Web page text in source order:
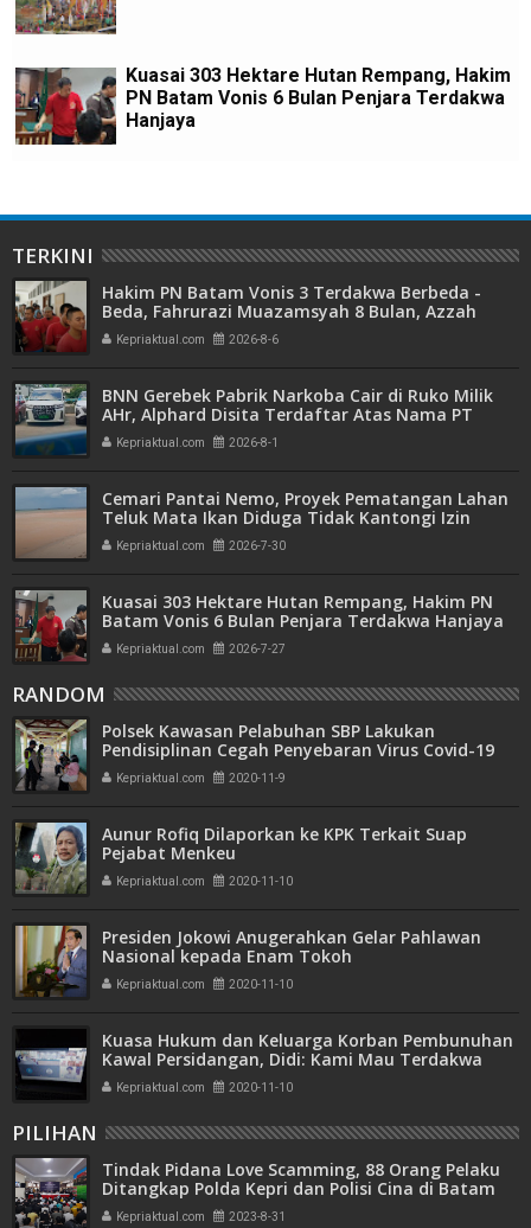
Kuasai 303 Hektare Hutan Rempang, Hakim
PN Batam Vonis 6 Bulan Penjara Terdakwa
Hanjaya
TERKINI
Hakim PN Batam Vonis 3 Terdakwa Berbeda -
Beda, Fahrurazi Muazamsyah 8 Bulan, Azzah
Azzurah dan Risma Divonis 2 Tahun 6 Bulan
Kepriaktual.com 2026-8-6
BNN Gerebek Pabrik Narkoba Cair di Ruko Milik
AHr, Alphard Disita Terdaftar Atas Nama PT
Mitra Usaha Properti
Kepriaktual.com 2026-8-1
Cemari Pantai Nemo, Proyek Pematangan Lahan
Teluk Mata Ikan Diduga Tidak Kantongi Izin
Amdal
Kepriaktual.com 2026-7-30
Kuasai 303 Hektare Hutan Rempang, Hakim PN
Batam Vonis 6 Bulan Penjara Terdakwa Hanjaya
Kepriaktual.com 2026-7-27
RANDOM
Polsek Kawasan Pelabuhan SBP Lakukan
Pendisiplinan Cegah Penyebaran Virus Covid-19
Kepriaktual.com 2020-11-9
Aunur Rofiq Dilaporkan ke KPK Terkait Suap
Pejabat Menkeu
Kepriaktual.com 2020-11-10
Presiden Jokowi Anugerahkan Gelar Pahlawan
Nasional kepada Enam Tokoh
Kepriaktual.com 2020-11-10
Kuasa Hukum dan Keluarga Korban Pembunuhan
Kawal Persidangan, Didi: Kami Mau Terdakwa
Dihukum Seberat-beratnya
Kepriaktual.com 2020-11-10
PILIHAN
Tindak Pidana Love Scamming, 88 Orang Pelaku
Ditangkap Polda Kepri dan Polisi Cina di Batam
Kepriaktual.com 2023-8-31